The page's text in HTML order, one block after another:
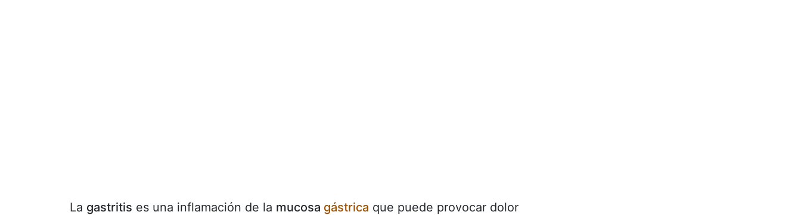
La gastritis es una inflamación de la mucosa gástrica que puede provocar dolor